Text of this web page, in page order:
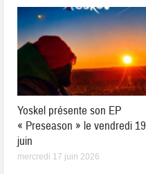
Yoskel présente son EP
« Preseason » le vendredi 19
juin
mercredi 17 juin 2026